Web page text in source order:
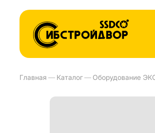
Главная — Каталог— Оборудование